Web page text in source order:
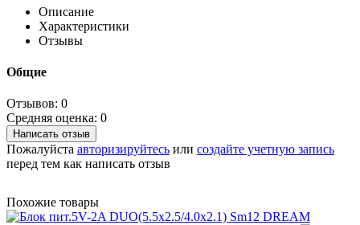
Описание
Характеристики
Отзывы
Общие
Отзывов: 0
Средняя оценка: 0
Написать отзыв
Пожалуйста авторизируйтесь или создайте учетную запись
перед тем как написать отзыв
Похожие товары